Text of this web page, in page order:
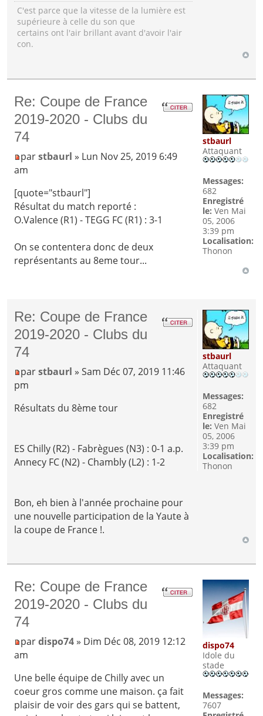
C'est parce que la vitesse de la lumière est
supérieure à celle du son que
certains ont l'air brillant avant d'avoir l'air
con.
Re: Coupe de France
2019-2020 - Clubs du
74
parstbaurl » Lun Nov 25, 2019 6:49
am
[quote="stbaurl"]
Résultat du match reporté :
O.Valence (R1) - TEGG FC (R1) : 3-1
On se contentera donc de deux
représentants au 8eme tour...
stbaurl
Attaquant
Messages:
682
Enregistré
le: Ven Mai
05, 2006
3:39 pm
Localisation:
Thonon
Re: Coupe de France
2019-2020 - Clubs du
74
parstbaurl » Sam Déc 07, 2019 11:46
pm
Résultats du 8ème tour
ES Chilly (R2) - Fabrègues (N3) : 0-1 a.p.
Annecy FC (N2) - Chambly (L2) : 1-2
Bon, eh bien à l'année prochaine pour
une nouvelle participation de la Yaute à
la coupe de France !.
stbaurl
Attaquant
Messages:
682
Enregistré
le: Ven Mai
05, 2006
3:39 pm
Localisation:
Thonon
Re: Coupe de France
2019-2020 - Clubs du
74
pardispo74» Dim Déc 08, 2019 12:12
am
Une belle équipe de Chilly avec un
coeur gros comme une maison. ça fait
plaisir de voir des gars qui se battent,
dispo74
Idole du
stade
Messages:
7607